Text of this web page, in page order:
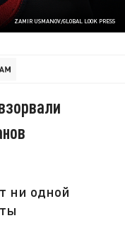
ZAMIR USMANOV/GLOBAL LOOK PRESS
ни одной